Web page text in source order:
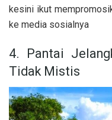
kesini ikut
ke media sosialnya
4. Pantai
Tidak Mistis